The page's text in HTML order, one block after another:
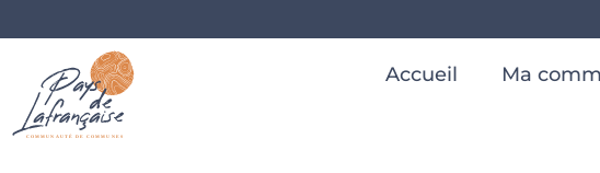
Accueil Ma